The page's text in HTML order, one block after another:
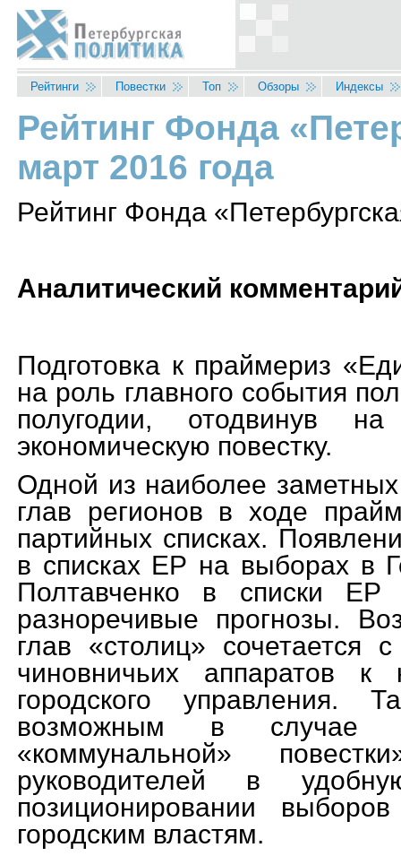
Перейти к основному содержанию
Рейтинги Повестки Топ Обзоры Индексы
Вы здесь
Рейтинг Фонда
март 2016 года
Рейтинг Фонда
Аналитический
Подготовка к праймериз
на роль главного события
полугодии, отодвинув
экономическую повестку.
Одной из наиболее
глав регионов в ходе
партийных списках.
в списках ЕР на выборах в
Полтавченко в списки
разноречивые прогнозы.
глав «столиц» сочетается
чиновничьих аппаратов к
городского управления.
возможным в случае
«коммунальной»
руководителей в
позиционировании
городским властям.